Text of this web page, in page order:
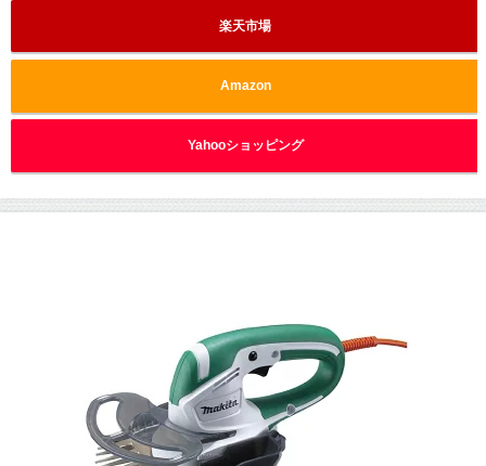
楽天市場
Amazon
Yahooショッピング